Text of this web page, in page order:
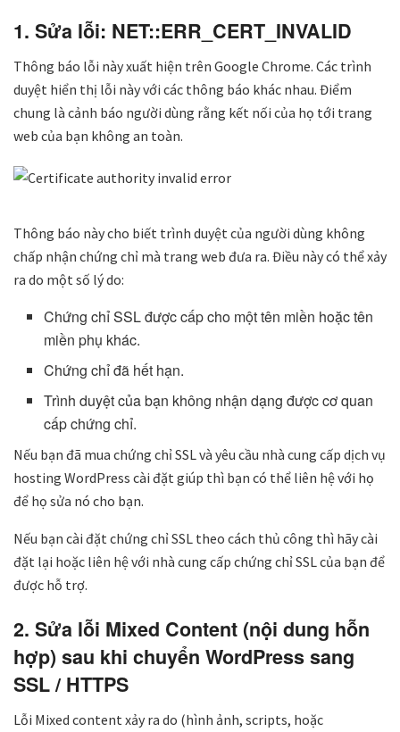
1. Sửa lỗi: NET::ERR_CERT_INVALID
Thông báo lỗi này xuất hiện trên Google Chrome. Các trình
duyệt hiển thị lỗi này với các thông báo khác nhau. Điểm
chung là cảnh báo người dùng rằng kết nối của họ tới trang
web của bạn không an toàn.
Thông báo này cho biết trình duyệt của người dùng không
chấp nhận chứng chỉ mà trang web đưa ra. Điều này có thể xảy
ra do một số lý do:
Chứng chỉ SSL được cấp cho một tên miền hoặc tên
miền phụ khác.
Chứng chỉ đã hết hạn.
Trình duyệt của bạn không nhận dạng được cơ quan
cấp chứng chỉ.
Nếu bạn đã mua chứng chỉ SSL và yêu cầu nhà cung cấp dịch vụ
hosting WordPress cài đặt giúp thì bạn có thể liên hệ với họ
để họ sửa nó cho bạn.
Nếu bạn cài đặt chứng chỉ SSL theo cách thủ công thì hãy cài
đặt lại hoặc liên hệ với nhà cung cấp chứng chỉ SSL của bạn để
được hỗ trợ.
2. Sửa lỗi Mixed Content (nội dung hỗn
hợp) sau khi chuyển WordPress sang
SSL / HTTPS
Lỗi Mixed content xảy ra do (hình ảnh, scripts, hoặc